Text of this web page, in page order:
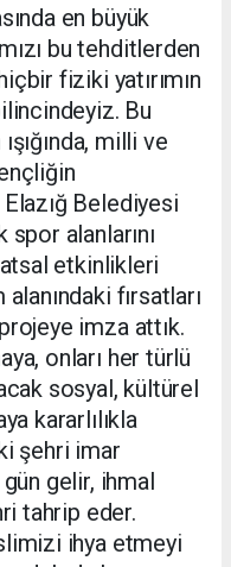
en büyük
bu tehditlerden
fiziki yatırımın
Bu
milli ve
Belediyesi
alanlarını
etkinlikleri
fırsatları
imza attık.
onları her türlü
sosyal, kültürel
kararlılıkla
şehri imar
gelir, ihmal
tahrip eder.
ihya etmeyi